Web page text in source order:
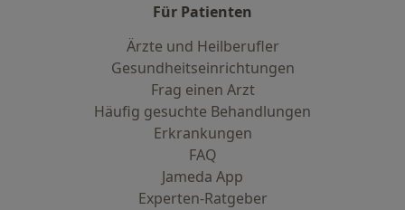
Für Patienten
Ärzte und Heilberufler
Gesundheitseinrichtungen
Frag einen Arzt
Häufig gesuchte Behandlungen
Erkrankungen
FAQ
Jameda App
Experten-Ratgeber